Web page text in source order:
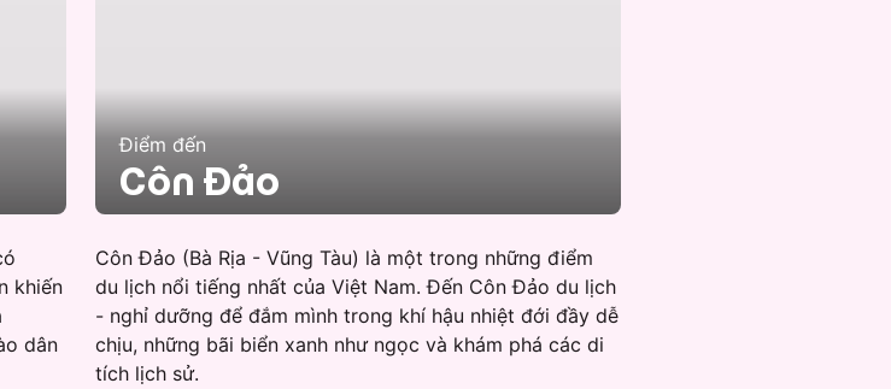
khiến
dân
Điểm đến
Côn Đảo
Côn Đảo (Bà Rịa - Vũng Tàu) là một trong những điểm
du lịch nổi tiếng nhất của Việt Nam. Đến Côn Đảo du lịch
- nghỉ dưỡng để đắm mình trong khí hậu nhiệt đới đầy dễ
chịu, những bãi biển xanh như ngọc và khám phá các di
tích lịch sử.